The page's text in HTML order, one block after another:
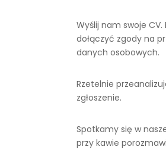
Wyślij nam swoje CV.
dołączyć zgody na
danych osobowych.
Rzetelnie
zgłoszenie.
Spotkamy się w
przy kawie